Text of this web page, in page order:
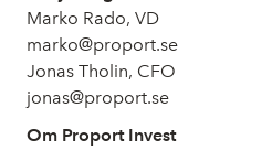
Marko Rado, VD
marko@proport.se
Jonas Tholin, CFO
jonas@proport.se
Om Proport Invest